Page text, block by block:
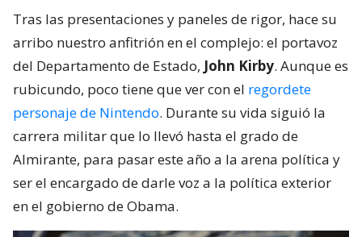
Tras las presentaciones y paneles de rigor, hace su
arribo nuestro anfitrión en el complejo: el portavoz
del Departamento de Estado, John Kirby. Aunque es
rubicundo, poco tiene que ver con el regordete
personaje de Nintendo. Durante su vida siguió la
carrera militar que lo llevó hasta el grado de
Almirante, para pasar este año a la arena política y
ser el encargado de darle voz a la política exterior
en el gobierno de Obama.